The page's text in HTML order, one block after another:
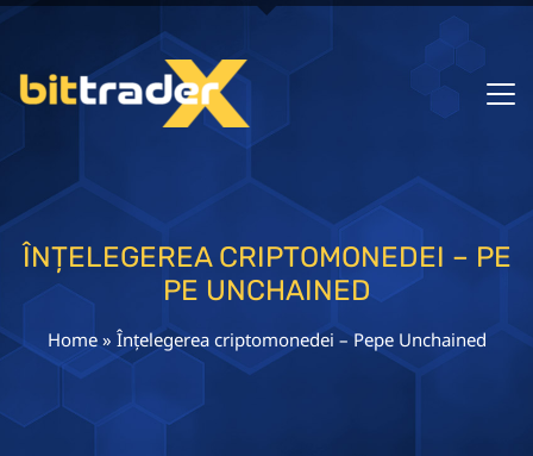
ÎNȚELEGEREA CRIPTOMONEDEI – PE
PE UNCHAINED
Home» Înțelegerea criptomonedei – Pepe Unchained